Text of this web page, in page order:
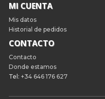
MI CUENTA
Mis datos
Historial de pedidos
CONTACTO
Contacto
Donde estamos
Tel: +34 646 176 627